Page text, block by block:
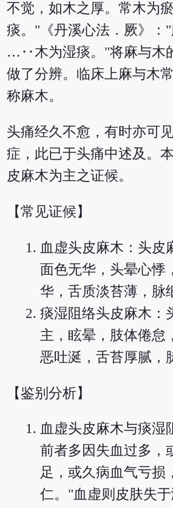
不觉，如木之厚。常木为
痰。"《丹溪心法．厥》："
…‥木为湿痰。"将麻与木
做了分辨。临床上麻与木
称麻木。
头痛经久不愈，有时亦可
症，此已于头痛中述及。
皮麻木为主之证候。
【常见证候】
血虚头皮麻木：头皮
面色无华，头晕心悸
华，舌质淡苔薄，脉
痰湿阻络头皮麻木：
主，眩晕，肢体倦怠
恶吐涎，舌苔厚腻，
【鉴别分析】
血虚头皮麻木与痰湿
前者多因失血过多，
足，或久病血气亏损
仁。"血虚则皮肤失